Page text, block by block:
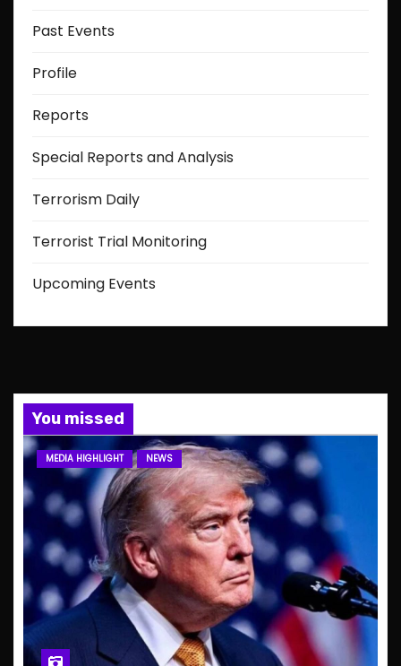
Past Events
Profile
Reports
Special Reports and Analysis
Terrorism Daily
Terrorist Trial Monitoring
Upcoming Events
You missed
MEDIA HIGHLIGHT NEWS